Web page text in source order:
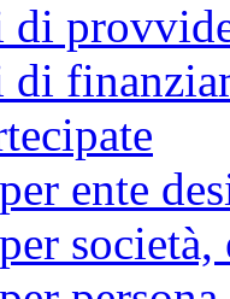
di
ente